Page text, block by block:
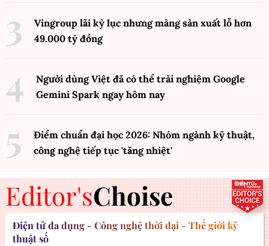
Vingroup lãi kỷ lục nhưng mảng sản xuất lỗ hơn
49.000 tỷ đồng
Người dùng Việt đã có thể trải nghiệm Google
Gemini Spark ngay hôm nay
Điểm chuẩn đại học 2026: Nhóm ngành kỹ thuật,
công nghệ tiếp tục 'tăng nhiệt'
Editor'sChoise
Điện tử đa dụng - Công nghệ thời đại - Thế giới kỹ
thuật số